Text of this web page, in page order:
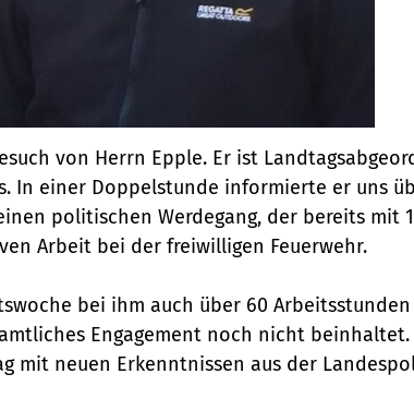
von Herrn Epple. Er ist
In einer Doppelstunde informierte er uns
politischen Werdegang, der bereits mit
Arbeit bei der freiwilligen Feuerwehr.
bei ihm auch über 60
Engagement noch nicht beinhaltet.
mit neuen Erkenntnissen aus der